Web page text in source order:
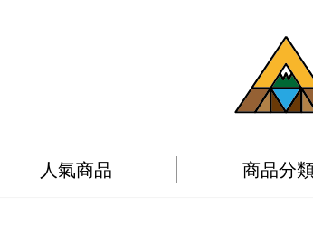
人氣商品 商品分